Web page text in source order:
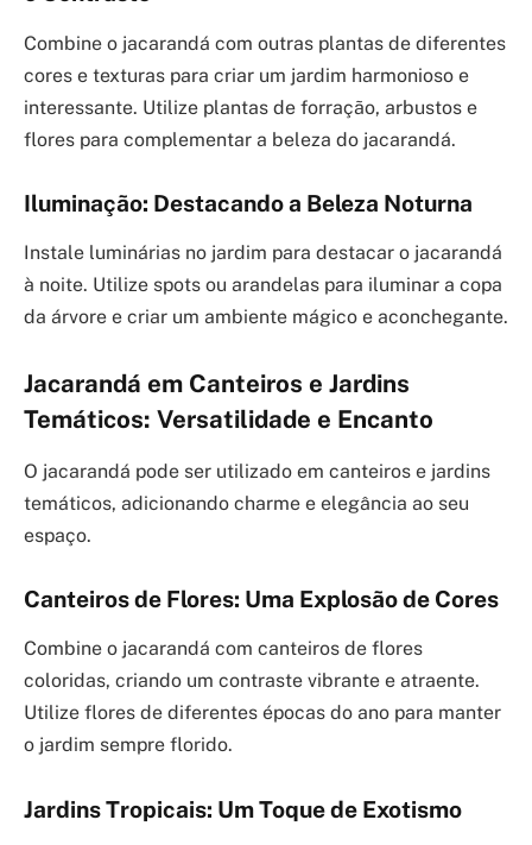
Combine o jacarandá com outras plantas de diferentes
cores e texturas para criar um jardim harmonioso e
interessante. Utilize plantas de forração, arbustos e
flores para complementar a beleza do jacarandá.
Iluminação: Destacando a Beleza Noturna
Instale luminárias no jardim para destacar o jacarandá
à noite. Utilize spots ou arandelas para iluminar a copa
da árvore e criar um ambiente mágico e aconchegante.
Jacarandá em Canteiros e Jardins
Temáticos: Versatilidade e Encanto
O jacarandá pode ser utilizado em canteiros e jardins
temáticos, adicionando charme e elegância ao seu
espaço.
Canteiros de Flores: Uma Explosão de Cores
Combine o jacarandá com canteiros de flores
coloridas, criando um contraste vibrante e atraente.
Utilize flores de diferentes épocas do ano para manter
o jardim sempre florido.
Jardins Tropicais: Um Toque de Exotismo